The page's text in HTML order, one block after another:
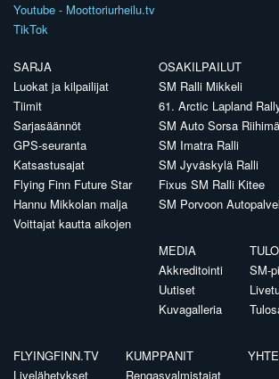
Youtube - Moottoriurheilu.tv
TikTok
SARJA
Luokat ja kilpailijat
Tiimit
Sarjasäännöt
GPS-seuranta
Katsastusajat
Flying Finn Future Star
Hannu Mikkolan malja
Voittajat kautta aikojen
OSAKILPAILUT
SM Ralli Mikkeli
61. Arctic Lapland
SM Auto Sorsa
SM Imatra Ralli
SM Jyväskylä Ralli
Fixus SM Ralli Kitee
SM Porvoon
MEDIA
Akkreditointi
Uutiset
Kuvagalleria
SM-
FLYINGFINN.TV
Livelähetykset
KUMPPANIT
Rengasvalmistajat